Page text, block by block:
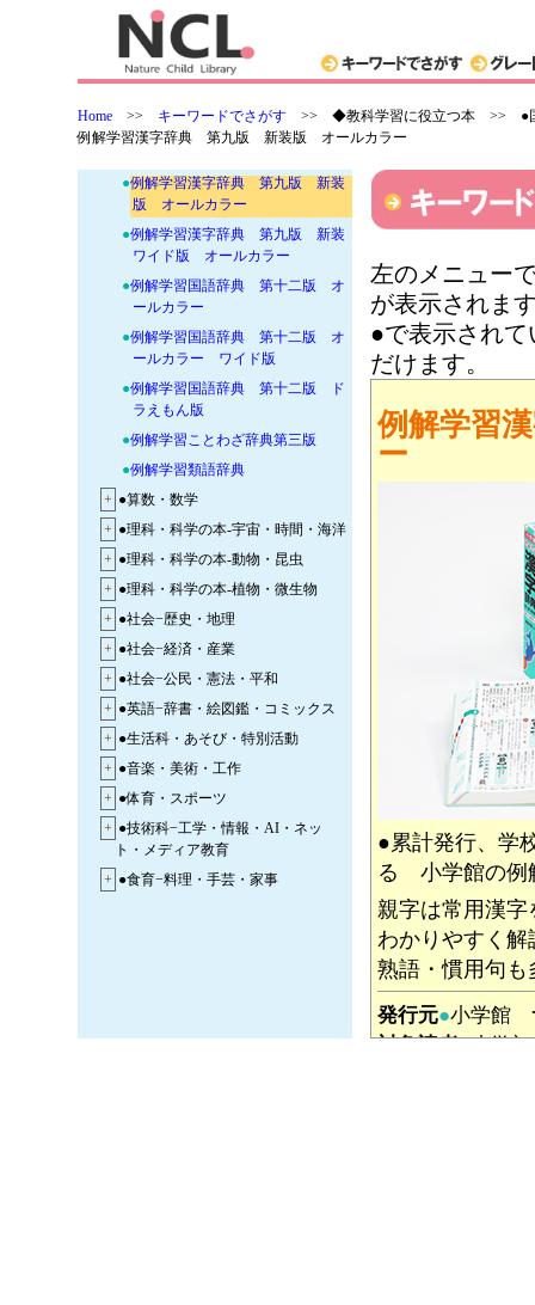
Home >> キーワードでさがす >> ◆教科学習に役立つ本 >> ●
例解学習漢字辞典 第九版 新装版 オールカラー
●小学生のための ドラえもん 読
解力をつけることば図鑑
●新選漢和辞典 第八版 新装版
●例解学習漢字辞典 第九版 新装
●例解学習漢字辞典 第九版 新装
版 オールカラー
●例解学習漢字辞典 第九版 新装
ワイド版 オールカラー
●例解学習国語辞典 第十二版 オ
ールカラー
●例解学習国語辞典 第十二版 オ
ールカラー ワイド版
●例解学習国語辞典 第十二版 ド
ラえもん版
●例解学習ことわざ辞典第三版
●例解学習類語辞典
+ ●算数・数学
+ ●理科・科学の本-宇宙・時間・海洋
+ ●理科・科学の本-動物・昆虫
+ ●理科・科学の本-植物・微生物
+ ●社会−歴史・地理
+ ●社会−経済・産業
+ ●社会−公民・憲法・平和
+ ●英語−辞書・絵図鑑・コミックス
+ ●生活科・あそび・特別活動
+ ●音楽・美術・工作
+ ●体育・スポーツ
+ ●技術科−工学・情報・AI・ネッ
ト・メディア教育
+ ●食育−料理・手芸・家事
ぶ本
左のメニュー
が表示されま
●で表示され
だけます。
例解学習
ー
●累計発行、学
る 小学館の例
親字は常用漢字
わかりやすく解
熟語・慣用句
発行元●小学館
対象読者●小学